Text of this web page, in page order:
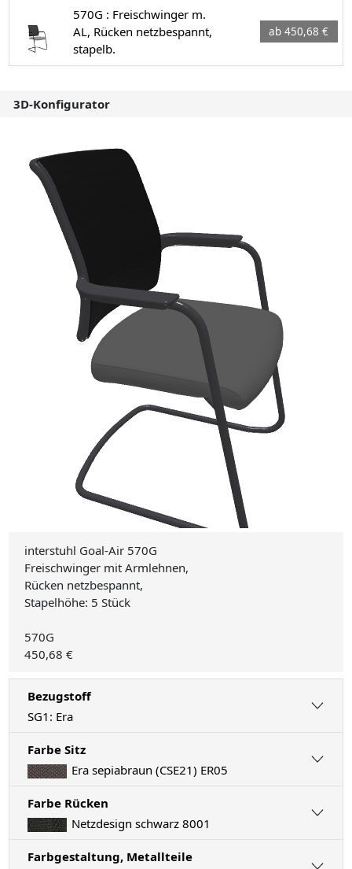
570G : Freischwinger m.
AL, Rücken netzbespannt,
stapelb.
ab 450,68 €
3D-Konfigurator
interstuhl Goal-Air 570G
Freischwinger mit Armlehnen,
Rücken netzbespannt,
Stapelhöhe: 5 Stück
570G
450,68 €
Bezugstoff
SG1: Era
Farbe Sitz
Era sepiabraun (CSE21) ER05
Farbe Rücken
Netzdesign schwarz 8001
Farbgestaltung, Metallteile